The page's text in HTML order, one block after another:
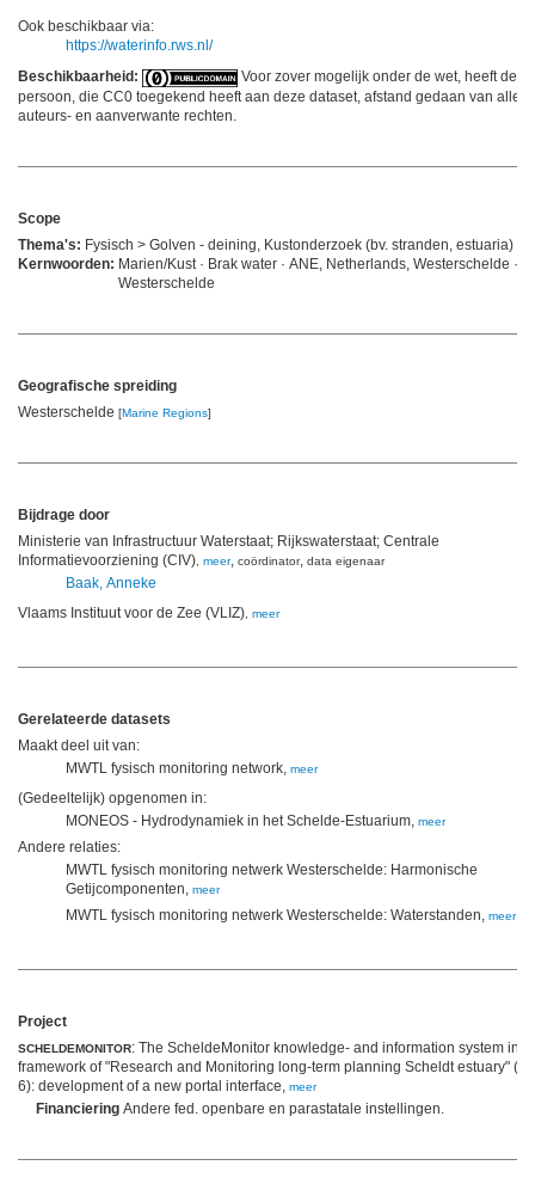
Ook beschikbaar via:
https://waterinfo.rws.nl/
Beschikbaarheid:
Voor zover mogelijk onder de wet, heeft de
persoon, die CC0 toegekend heeft aan deze dataset, afstand gedaan van alle
auteurs- en aanverwante rechten.
Scope
Thema's: Fysisch > Golven - deining, Kustonderzoek (bv. stranden, estuaria)
Kernwoorden: Marien/Kust · Brak water · ANE, Netherlands, Westerschelde ·
Westerschelde
Geografische spreiding
Westerschelde [Marine Regions]
Bijdrage door
Ministerie van Infrastructuur Waterstaat; Rijkswaterstaat; Centrale
Informatievoorziening (CIV) meer, coördinator, data eigenaar
Baak, Anneke
Vlaams Instituut voor de Zee (VLIZ) meer
Gerelateerde datasets
Maakt deel uit van:
MWTL fysisch monitoring network, meer
(Gedeeltelijk) opgenomen in:
MONEOS - Hydrodynamiek in het Schelde-Estuarium, meer
Andere relaties:
MWTL fysisch monitoring netwerk Westerschelde: Harmonische
Getijcomponenten,
meer
MWTL fysisch monitoring netwerk Westerschelde: Waterstanden, meer
Project
SCHELDEMONITOR: The ScheldeMonitor knowledge- and information system in
framework of "Research and Monitoring long-term planning Scheldt estuary"
6): development of a new portal interface,
meer
Financiering Andere fed. openbare en parastatale instellingen.